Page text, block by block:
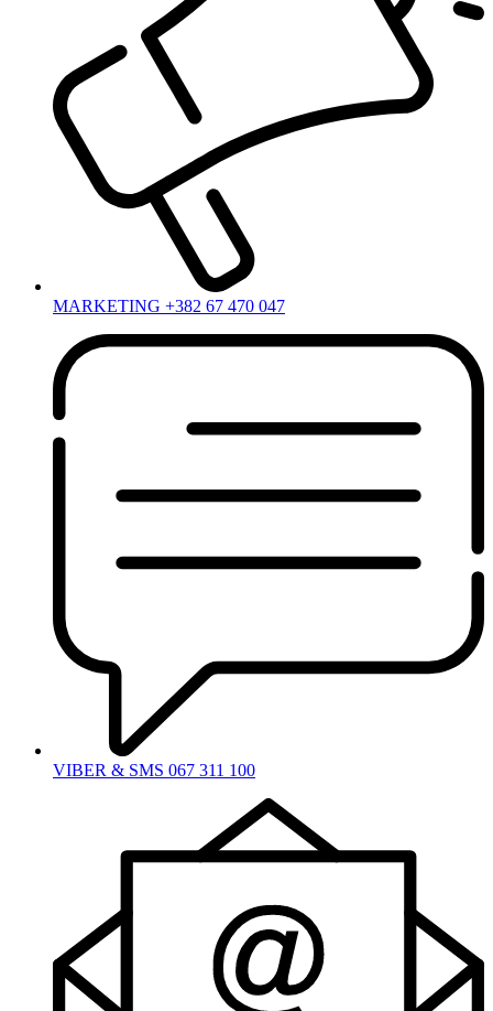
MARKETING +382 67 470 047
VIBER & SMS 067 311 100